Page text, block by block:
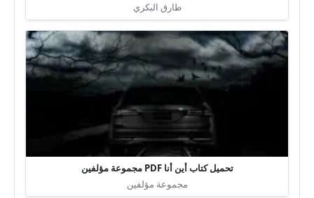
طارق البكري
تحميل كتاب أين أنا PDF مجموعة مؤلفين
مجموعة مؤلفين